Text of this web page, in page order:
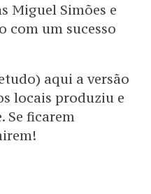
Miguel Simões e
com um sucesso
aqui a versão
locais produziu e
Se ficarem